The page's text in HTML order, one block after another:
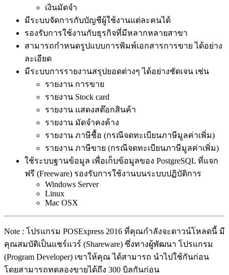
เงินมัดจำ
มีระบบจัดการกับบัญชีผู้ใช้งานแต่ละคนได้
รองรับการใช้งานกับธุรกิจที่มีหลากหลายสาขา
สามารถกำหนดรูปแบบการพิมพ์เอกสารการขาย ได้อย่าง
ละเอียด
มีระบบการรายงานสรุปยอดต่างๆ ได้อย่างชัดเจน เช่น
รายงาน การขาย
รายงาน Stock card
รายงาน แสดงสต๊อกสินค้า
รายงาน มัดจำคงค้าง
รายงาน ภาษีชื้อ (กรณีจดทะเบียนภาษีมูลค่าเพิ่ม)
รายงาน ภาษีขาย (กรณีจดทะเบียนภาษีมูลค่าเพิ่ม)
ใช้ระบบฐานข้อมูล เพื่อเก็บข้อมูลของ PostgreSQL ที่แจก
ฟรี (Freeware) รองรับการใช้งานบนระบบปฏิบัติการ
Windows Server
Linux
Mac OSX
Note : โปรแกรม POSExpress 2016 ที่คุณกำลังจะดาวน์โหลดนี้ มี
คุณสมบัติเป็นแชร์แวร์ (Shareware) ซึ่งทางผู้พัฒนา โปรแกรม
(Program Developer) เขาให้คุณ ได้สามารถ นำไปใช้กันก่อน
โดยสามารถทดลองขายได้ถึง 300 บิลกันก่อน